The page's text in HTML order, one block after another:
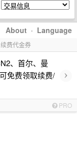
About · Language
费代金券
、首尔、曼
免费领取续费/
›
PRO